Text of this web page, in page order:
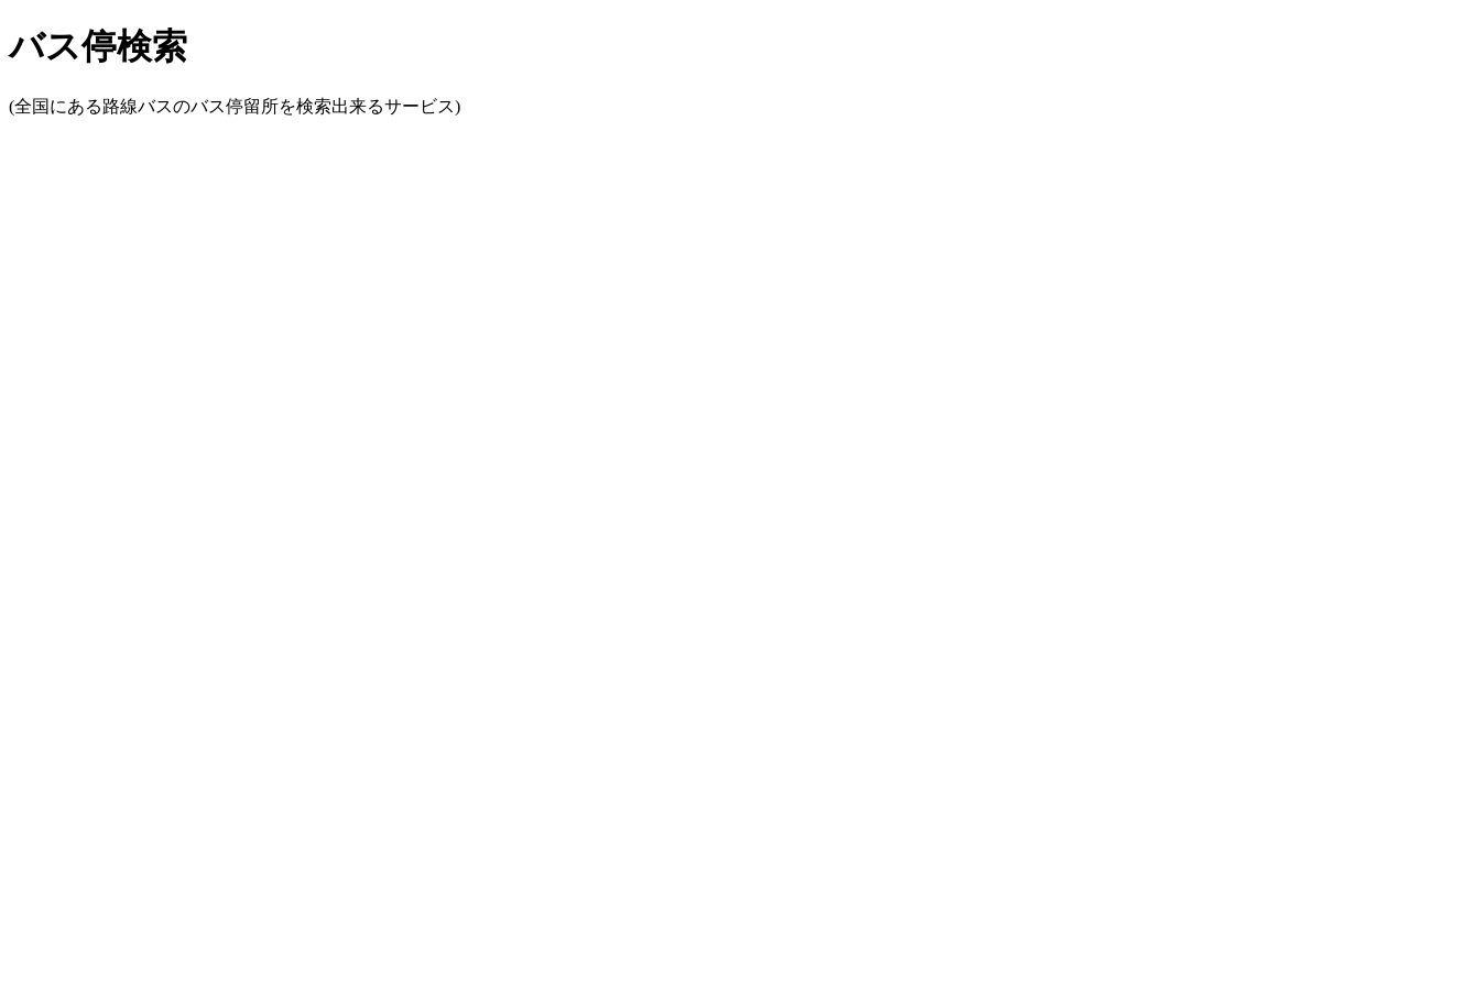
バス停検索
(全国にある路線バスのバス停留所を検索出来るサービス)